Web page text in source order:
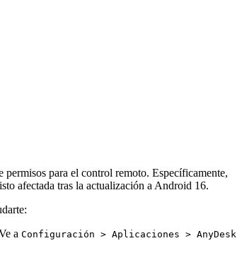
para el control remoto. Específicamente,
afectada tras la actualización a Android 16.
a Configuración > Aplicaciones > AnyDesk